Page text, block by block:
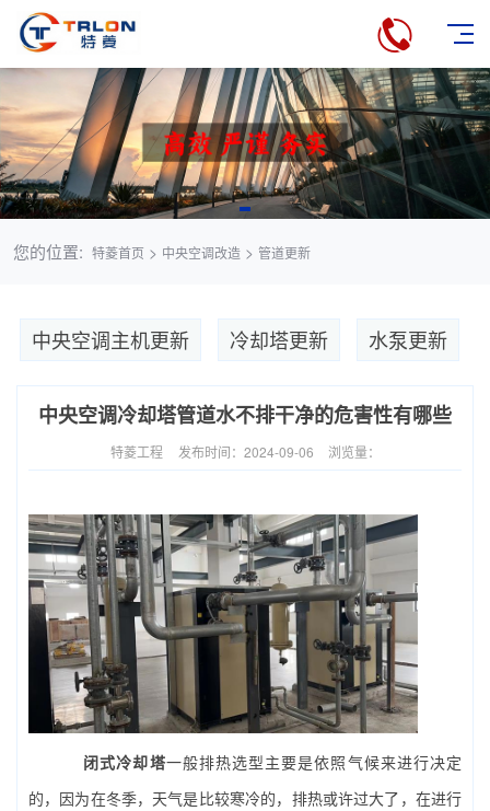
您的位置: 特菱首页 > 中央空调改造> 管道更新
中央空调主机更新 冷却塔更新 水泵更新
中央空调冷却塔管道水不排干净的危害性有哪些
特菱工程 发布时间：2024-09-06 浏览量：
闭式冷却塔一般排热选型主要是依照气候来进行决定
的，因为在冬季，天气是比较寒冷的，排热或许过大了，在进行